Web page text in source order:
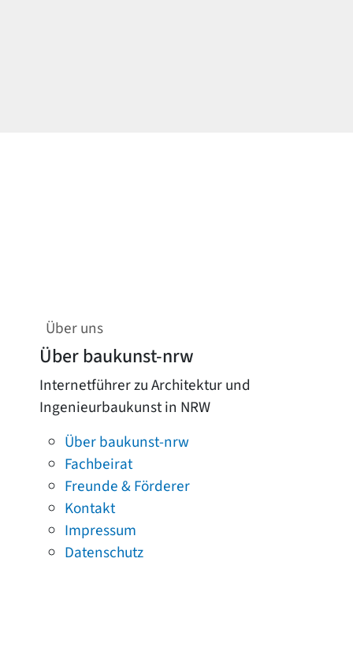
Über uns
Über baukunst-nrw
Internetführer zu Architektur und
Ingenieurbaukunst in NRW
Über baukunst-nrw
Fachbeirat
Freunde & Förderer
Kontakt
Impressum
Datenschutz